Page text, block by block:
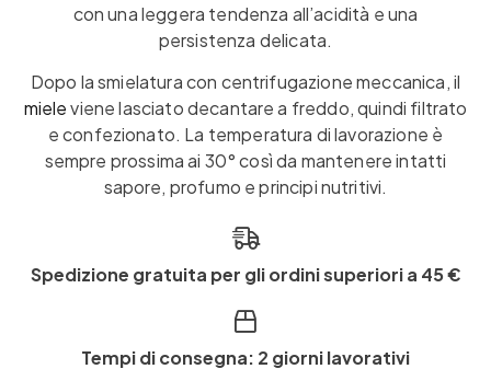
con una leggera tendenza all’acidità e una
persistenza delicata.
Dopo la smielatura con centrifugazione meccanica, il
mieleviene lasciato decantare a freddo, quindi filtrato
e confezionato. La temperatura di lavorazione è
sempre prossima ai 30° così da mantenere intatti
sapore, profumo e principi nutritivi.
Spedizione gratuita per gli ordini superiori a 45 €
Tempi di consegna: 2 giorni lavorativi